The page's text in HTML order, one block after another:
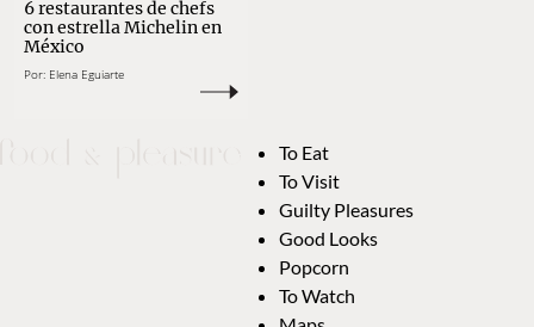
6 restaurantes de chefs
con estrella Michelin en
México
Por: Elena Eguiarte
To Eat
To Visit
Guilty Pleasures
Good Looks
Popcorn
To Watch